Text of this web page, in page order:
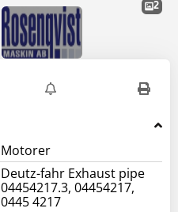
2
Motorer
Deutz-fahr Exhaust pipe
04454217.3, 04454217,
0445 4217